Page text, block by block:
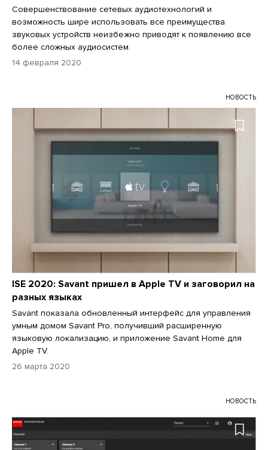
Совершенствование сетевых аудиотехнологий и
возможность шире использовать все преимущества
звуковых устройств неизбежно приводят к появлению все
более сложных аудиосистем.
14 февраля 2020
НОВОСТЬ
ISE 2020: Savant пришел в Apple TV и заговорил на
разных языках
Savant показала обновленный интерфейс для управления
умным домом Savant Pro, получивший расширенную
языковую локализацию, и приложение Savant Home для
Apple TV.
26 марта 2020
НОВОСТЬ